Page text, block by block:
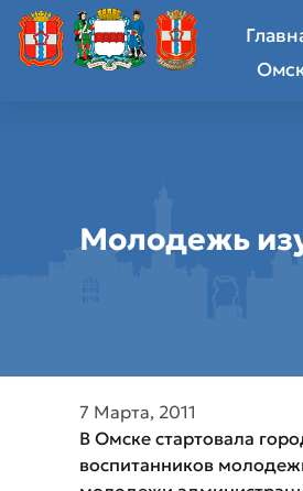
Молодежь
7 Марта, 2011
В Омске стартовала
воспитанников